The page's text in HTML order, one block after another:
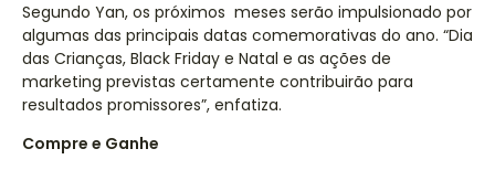
Segundo Yan, os próximos meses serão impulsionado por
algumas das principais datas comemorativas do ano. “Dia
das Crianças, Black Friday e Natal e as ações de
marketing previstas certamente contribuirão para
resultados promissores”, enfatiza.
Compre e Ganhe